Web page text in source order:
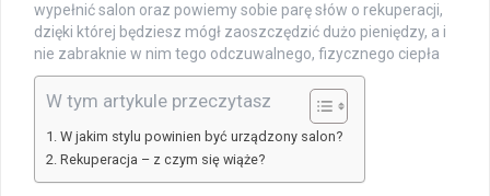
wypełnić salon oraz powiemy sobie parę słów o rekuperacji,
dzięki której będziesz mógł zaoszczędzić dużo pieniędzy, a i
nie zabraknie w nim tego odczuwalnego, fizycznego ciepła
W tym artykule przeczytasz
W jakim stylu powinien być urządzony salon?
Rekuperacja – z czym się wiąże?